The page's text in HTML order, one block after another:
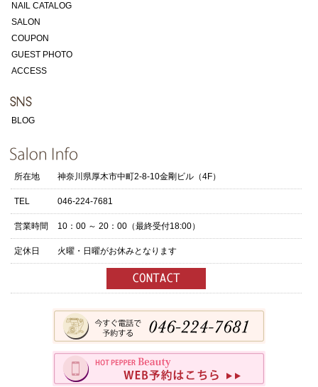
NAIL CATALOG
SALON
COUPON
GUEST PHOTO
ACCESS
BLOG
所在地 神奈川県厚木市中町2-8-10金剛ビル（4F）
TEL 046-224-7681
営業時間 10：00 ～ 20：00（最終受付18:00）
定休日 火曜・日曜がお休みとなります